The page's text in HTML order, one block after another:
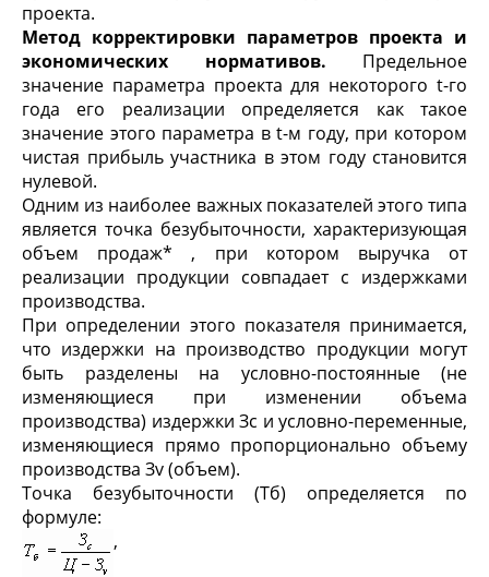
проекта.
Метод корректировки параметров проекта и
экономических нормативов. Предельное
значение параметра проекта для некоторого t-го
года его реализации определяется как такое
значение этого параметра в t-м году, при котором
чистая прибыль участника в этом году становится
нулевой.
Одним из наиболее важных показателей этого типа
является точка безубыточности, характеризующая
объем продаж* , при котором выручка от
реализации продукции совпадает с издержками
производства.
При определении этого показателя принимается,
что издержки на производство продукции могут
быть разделены на условно-постоянные (не
изменяющиеся при изменении объема
производства) издержки Зс и условно-переменные,
изменяющиеся прямо пропорционально объему
производства Зv(объем).
Точка безубыточности (Тб) определяется по
формуле:
,